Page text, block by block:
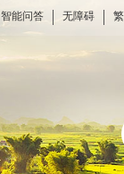
智能问答 无障碍